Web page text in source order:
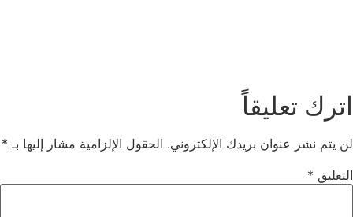
اترك تعليقاً
لن يتم نشر عنوان بريدك الإلكتروني. الحقول الإلزامية مشار إليها بـ *
التعليق *